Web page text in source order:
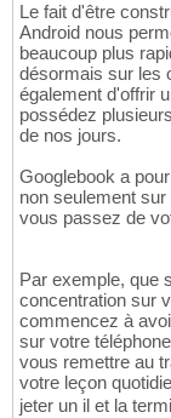
Le fait d'être
Android nous
beaucoup plus
désormais sur les
également d'offrir
possédez
de nos jours.
Googlebook a
non seulement
vous passez de
Par exemple, que
concentration sur
commencez à
sur votre
vous remettre au
votre leçon
jeter un il et la